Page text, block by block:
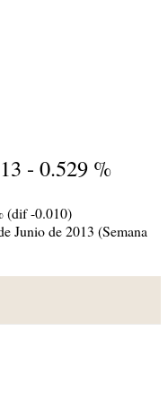
- 0.529 %
(dif -0.010)
Junio de 2013 (Semana